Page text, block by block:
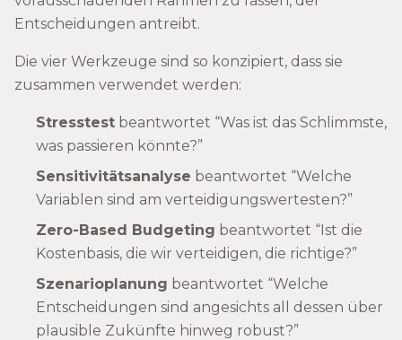
Entscheidungen antreibt.
Die vier Werkzeuge sind so konzipiert, dass sie
zusammen verwendet werden:
Stresstest beantwortet “Was ist das Schlimmste,
was passieren könnte?”
Sensitivitätsanalyse beantwortet “Welche
Variablen sind am verteidigungswertesten?”
Zero-Based Budgeting beantwortet “Ist die
Kostenbasis, die wir verteidigen, die richtige?”
Szenarioplanung beantwortet “Welche
Entscheidungen sind angesichts all dessen über
plausible Zukünfte hinweg robust?”